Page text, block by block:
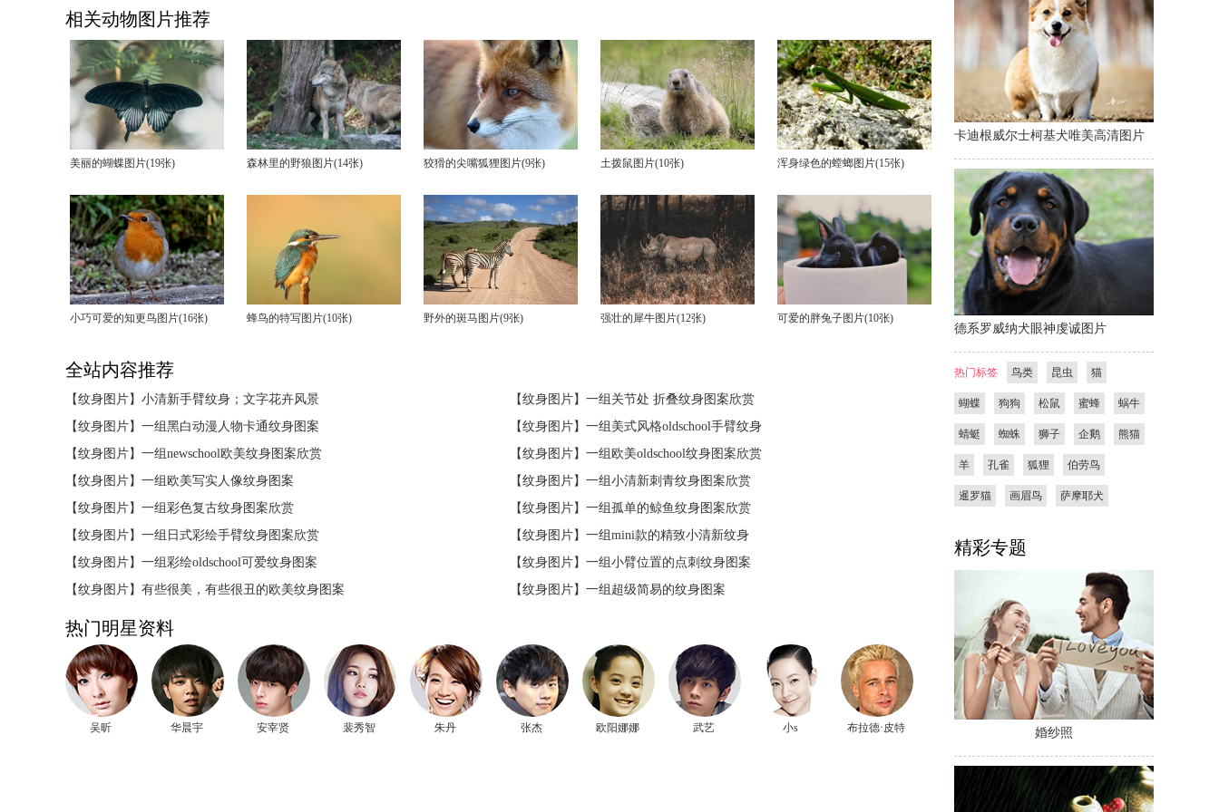
相关动物图片推荐
美丽的蝴蝶图片(19张) 森林里的野狼图片(14张) 狡猾的尖嘴狐狸图片(9张) 土拨鼠图片(10张) 浑身绿色的螳螂图片(15张)
小巧可爱的知更鸟图片(16张) 蜂鸟的特写图片(10张) 野外的斑马图片(9张) 强壮的犀牛图片(12张) 可爱的胖兔子图片(10张)
全站内容推荐
【纹身图片】 小清新手臂纹身；文字花卉风景 【纹身图片】 一组关节处 折叠纹身图案欣赏
【纹身图片】 一组黑白动漫人物卡通纹身图案 【纹身图片】 一组美式风格oldschool手臂纹身
【纹身图片】 一组newschool欧美纹身图案欣赏 【纹身图片】 一组欧美oldschool纹身图案欣赏
【纹身图片】 一组欧美写实人像纹身图案 【纹身图片】 一组小清新刺青纹身图案欣赏
【纹身图片】 一组彩色复古纹身图案欣赏 【纹身图片】 一组孤单的鲸鱼纹身图案欣赏
【纹身图片】 一组日式彩绘手臂纹身图案欣赏 【纹身图片】 一组mini款的精致小清新纹身
【纹身图片】 一组彩绘oldschool可爱纹身图案 【纹身图片】 一组小臂位置的点刺纹身图案
【纹身图片】 有些很美，有些很丑的欧美纹身图案 【纹身图片】 一组超级简易的纹身图案
热门明星资料
吴昕 华晨宇 安宰贤 裴秀智 朱丹 张杰 欧阳娜娜 武艺 小s 布拉德·皮特
卡迪根威尔士柯基犬唯美高清图片
德系罗威纳犬眼神虔诚图片
热门标签 鸟类 昆虫 猫
蝴蝶 狗狗 松鼠 蜜蜂 蜗牛
蜻蜓 蜘蛛 狮子 企鹅 熊猫
羊 孔雀 狐狸 伯劳鸟
暹罗猫 画眉鸟 萨摩耶犬
精彩专题
婚纱照